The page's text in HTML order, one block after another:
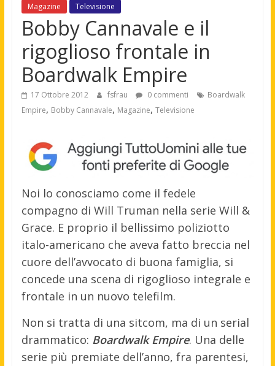
Magazine Televisione
Bobby Cannavale e il
rigoglioso frontale in
Boardwalk Empire
17 Ottobre 2012 fsfrau 0 commenti
Boardwalk
Empire, Bobby Cannavale, Magazine, Televisione
Noi lo conosciamo come il fedele
compagno di Will Truman nella serie Will &
Grace. E proprio il bellissimo poliziotto
italo-americano che aveva fatto breccia nel
cuore dell’avvocato di buona famiglia, si
concede una scena di rigoglioso integrale e
frontale in un nuovo telefilm.
Non si tratta di una sitcom, ma di un serial
drammatico: Boardwalk Empire. Una delle
serie più premiate dell’anno, fra parentesi,